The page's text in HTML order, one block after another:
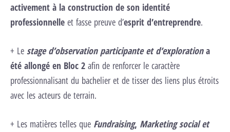
activement à la construction de son identité
professionnelle et fasse preuve d’esprit d’entreprendre.
+ Le stage d’observation participante et d’explorationa
été allongé en Bloc 2 afin de renforcer le caractère
professionnalisant du bachelier et de tisser des liens plus étroits
avec les acteurs de terrain.
+ Les matières telles que Fundraising, Marketing social et